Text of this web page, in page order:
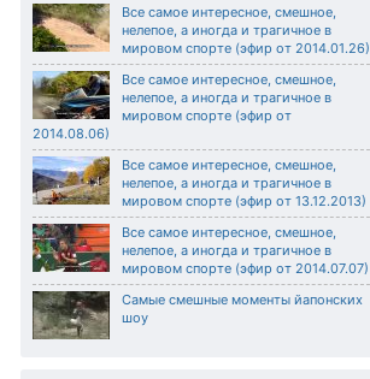
Все самое интересное, смешное,
нелепое, а иногда и трагичное в
мировом спорте (эфир от 2014.01.26)
Все самое интересное, смешное,
нелепое, а иногда и трагичное в
мировом спорте (эфир от
2014.08.06)
Все самое интересное, смешное,
нелепое, а иногда и трагичное в
мировом спорте (эфир от 13.12.2013)
Все самое интересное, смешное,
нелепое, а иногда и трагичное в
мировом спорте (эфир от 2014.07.07)
Самые смешные моменты йапонских
шоу